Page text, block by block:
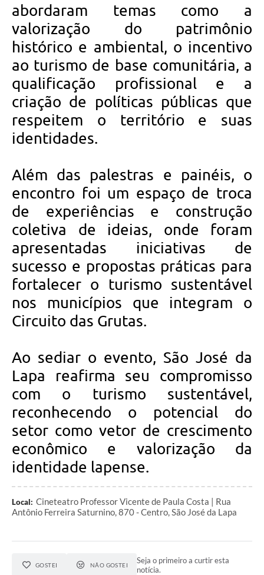
abordaram temas como a
valorização do patrimônio
histórico e ambiental, o incentivo
ao turismo de base comunitária, a
qualificação profissional e a
criação de políticas públicas que
respeitem o território e suas
identidades.
Além das palestras e painéis, o
encontro foi um espaço de troca
de experiências e construção
coletiva de ideias, onde foram
apresentadas iniciativas de
sucesso e propostas práticas para
fortalecer o turismo sustentável
nos municípios que integram o
Circuito das Grutas.
Ao sediar o evento, São José da
Lapa reafirma seu compromisso
com o turismo sustentável,
reconhecendo o potencial do
setor como vetor de crescimento
econômico e valorização da
identidade lapense.
Local: Cineteatro Professor Vicente de Paula Costa | Rua
Antônio Ferreira Saturnino, 870 - Centro, São José da Lapa
GOSTEI NÃO GOSTEI
Seja o primeiro a curtir esta
notícia.